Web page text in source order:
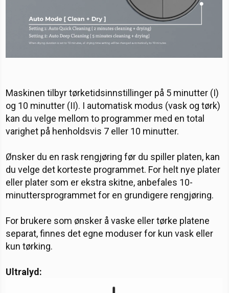
Maskinen tilbyr tørketidsinnstillinger på 5 minutter (I)
og 10 minutter (II). I automatisk modus (vask og tørk)
kan du velge mellom to programmer med en total
varighet på henholdsvis 7 eller 10 minutter.
Ønsker du en rask rengjøring før du spiller platen, kan
du velge det korteste programmet. For helt nye plater
eller plater som er ekstra skitne, anbefales 10-
minuttersprogrammet for en grundigere rengjøring.
For brukere som ønsker å vaske eller tørke platene
separat, finnes det egne moduser for kun vask eller
kun tørking.
Ultralyd: